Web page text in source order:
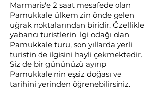
Marmaris'e 2 saat mesafede olan
Pamukkale ülkemizin önde gelen
uğrak noktalarından biridir. Özellikle
yabancı turistlerin ilgi odağı olan
Pamukkale turu, son yıllarda yerli
turistin de ilgisini hayli çekmektedir.
Siz de bir gününüzü ayırıp
Pamukkale'nin eşsiz doğası ve
tarihini yerinden öğrenebilirsiniz.